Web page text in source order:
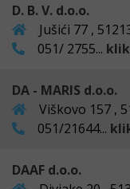
D. B. V. d.o.o.
Jušići 77 ,
051/ 2755...
DA - MARIS d.o.o.
Viškovo 157 ,
051/21644...
DAAF d.o.o.